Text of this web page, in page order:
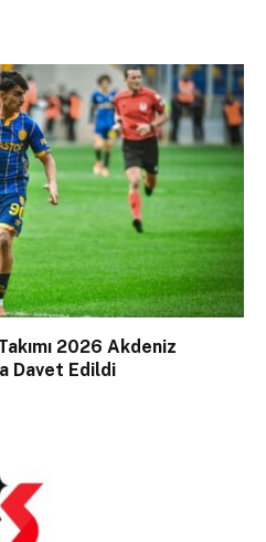
2026 Akdeniz
Davet Edildi